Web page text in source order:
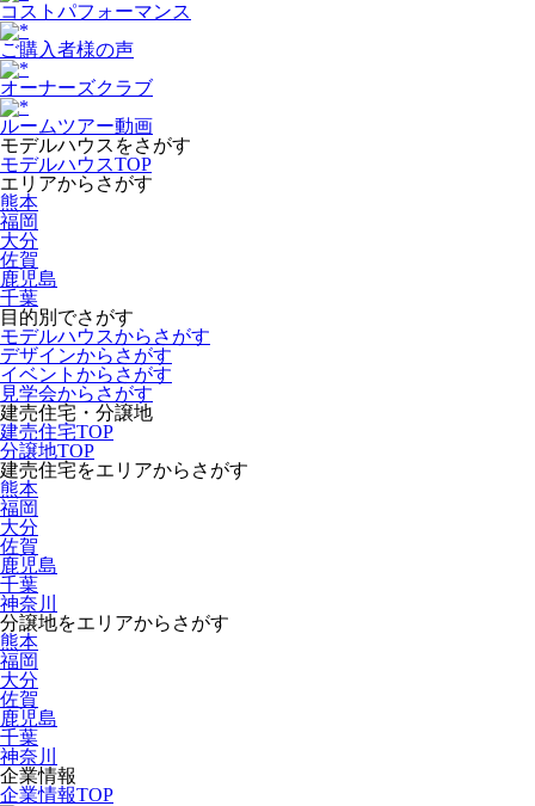
コストパフォーマンス
ご購入者様の声
オーナーズクラブ
ルームツアー動画
モデルハウスをさがす
モデルハウスTOP
エリアからさがす
熊本
福岡
大分
佐賀
鹿児島
千葉
目的別でさがす
モデルハウスからさがす
デザインからさがす
イベントからさがす
見学会からさがす
建売住宅・分譲地
建売住宅TOP
分譲地TOP
建売住宅をエリアからさがす
熊本
福岡
大分
佐賀
鹿児島
千葉
神奈川
分譲地をエリアからさがす
熊本
福岡
大分
佐賀
鹿児島
千葉
神奈川
企業情報
企業情報TOP